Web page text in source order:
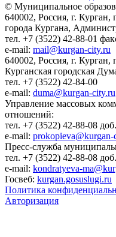
© Муниципальное
640002, Россия, г.
города Кургана,
тел. +7 (3522) 42-88-01
e-mail: mail@kurgan-city.ru
640002, Россия, г.
Курганская городская
тел. +7 (3522) 42-84-00
e-mail: duma@kurgan-city.ru
Управление массовых
отношений:
тел. +7 (3522) 42-88-08
e-mail: prokopieva@kurgan-
Пресс-служба
тел. +7 (3522) 42-88-08
e-mail: kondratyeva-
Госвеб: kurgan.gosuslugi.ru
Политика
Авторизация